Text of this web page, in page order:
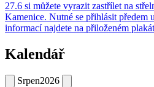
27.6 si můžete vyrazit zastřílet na
Kamenice. Nutné se přihlásit předem
informací najdete na přiloženém
Kalendář
Srpen2026